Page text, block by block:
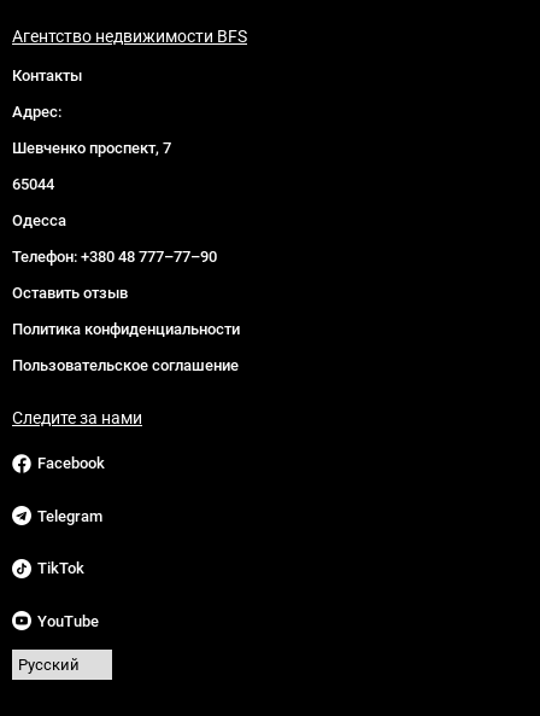
Агентство недвижимости BFS
Контакты
Адрес:
Шевченко проспект, 7
65044
Одесса
Телефон: +380 48 777–77–90
Оставить отзыв
Политика конфиденциальности
Пользовательское соглашение
Следите за нами
Facebook
Telegram
TikTok
YouTube